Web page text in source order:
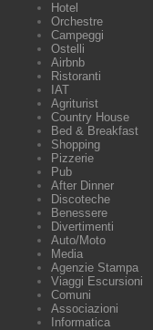
Hotel
Orchestre
Campeggi
Ostelli
Airbnb
Ristoranti
IAT
Agriturist
Country House
Bed & Breakfast
Shopping
Pizzerie
Pub
After Dinner
Discoteche
Benessere
Divertimenti
Auto/Moto
Media
Agenzie Stampa
Viaggi Escursioni
Comuni
Associazioni
Informatica